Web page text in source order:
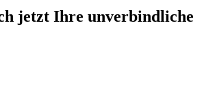
jetzt Ihre unverbindliche